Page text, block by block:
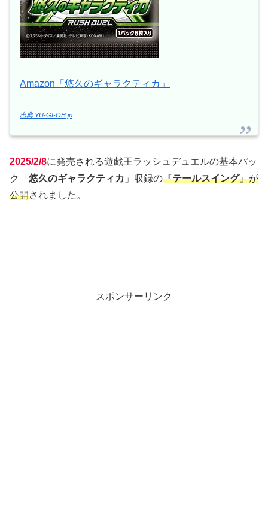
Amazon「悠久のギャラクティカ」
出典:YU-GI-OH.jp
2025/2/8に発売される遊戯王ラッシュデュエルの基本パッ
ク「 悠久のギャラクティカ 」収録の『テールスイング』が
公開されました。
スポンサーリンク